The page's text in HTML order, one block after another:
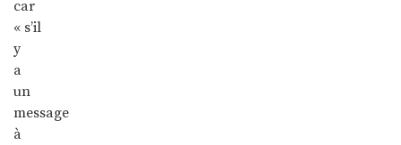
car
« s’il
y
a
un
message
à